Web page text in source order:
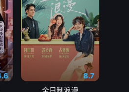
8.7
全日制浪漫